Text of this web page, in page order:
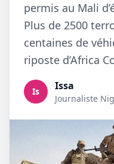
permis au Mali
Plus de 2500
centaines de
riposte d’Africa
Is Issa
Journaliste